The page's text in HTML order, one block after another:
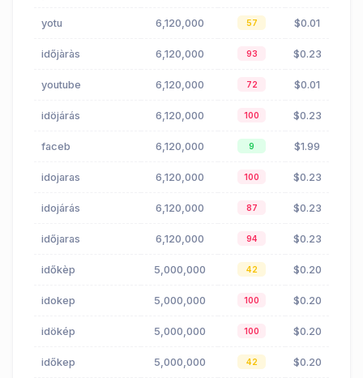
yotu 6,120,000 57 $0.01
időjàràs 6,120,000 93 $0.23
youtube 6,120,000 72 $0.01
idöjárás 6,120,000 100 $0.23
faceb 6,120,000 9 $1.99
idojaras 6,120,000 100 $0.23
idojárás 6,120,000 87 $0.23
időjaras 6,120,000 94 $0.23
időkèp 5,000,000 42 $0.20
idokep 5,000,000 100 $0.20
idökép 5,000,000 100 $0.20
időkep 5,000,000 42 $0.20